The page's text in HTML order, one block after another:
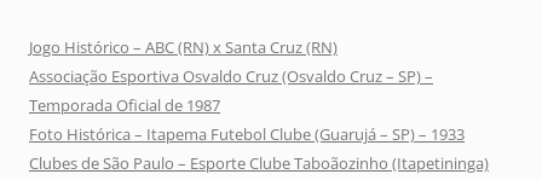
Jogo Histórico – ABC (RN) x Santa Cruz (RN)
Associação Esportiva Osvaldo Cruz (Osvaldo Cruz – SP) –
Temporada Oficial de 1987
Foto Histórica – Itapema Futebol Clube (Guarujá – SP) – 1933
Clubes de São Paulo – Esporte Clube Taboãozinho (Itapetininga)